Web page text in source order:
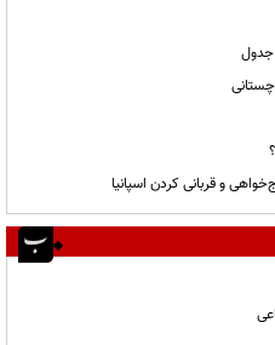
جدول
و قربانی کردن اسپانیا